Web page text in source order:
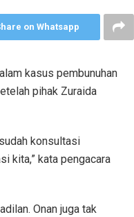
on Whatsapp
kasus pembunuhan
pihak Zuraida
konsultasi
kita,” kata pengacara
Onan juga tak